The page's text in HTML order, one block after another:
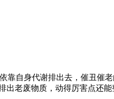
自身代谢排出去，催丑催
老废物质，动得厉害点还